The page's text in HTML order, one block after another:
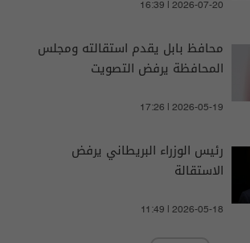
16:39 | 2026-07-20
محافظ بابل يقدم استقالته ومجلس
المحافظة يرفض التصويت
17:26 | 2026-05-19
رئيس الوزراء البريطاني يرفض
الاستقالة
11:49 | 2026-05-18